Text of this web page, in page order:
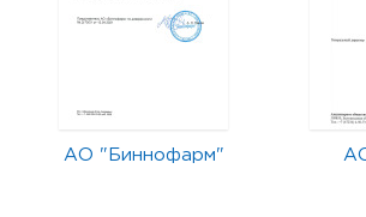
АО "Биннофарм"